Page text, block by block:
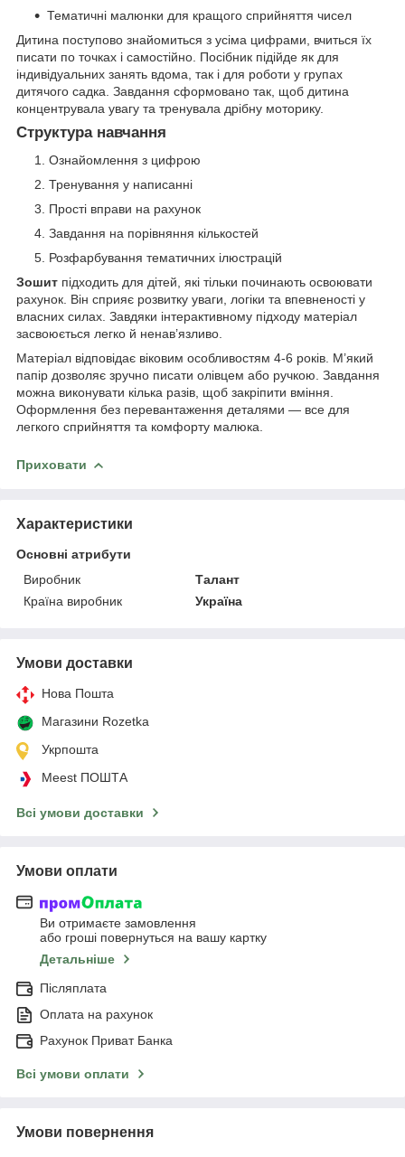
Тематичні малюнки для кращого сприйняття чисел
Дитина поступово знайомиться з усіма цифрами, вчиться їх
писати по точках і самостійно. Посібник підійде як для
індивідуальних занять вдома, так і для роботи у групах
дитячого садка. Завдання сформовано так, щоб дитина
концентрувала увагу та тренувала дрібну моторику.
Структура навчання
Ознайомлення з цифрою
Тренування у написанні
Прості вправи на рахунок
Завдання на порівняння кількостей
Розфарбування тематичних ілюстрацій
Зошит підходить для дітей, які тільки починають освоювати
рахунок. Він сприяє розвитку уваги, логіки та впевненості у
власних силах. Завдяки інтерактивному підходу матеріал
засвоюється легко й ненав’язливо.
Матеріал відповідає віковим особливостям 4-6 років. М’який
папір дозволяє зручно писати олівцем або ручкою. Завдання
можна виконувати кілька разів, щоб закріпити вміння.
Оформлення без перевантаження деталями — все для
легкого сприйняття та комфорту малюка.
Приховати
Характеристики
Основні атрибути
Виробник
Талант
Країна виробник
Україна
Умови доставки
Нова Пошта
Магазини Rozetka
Укрпошта
Meest ПОШТА
Всі умови доставки
Умови оплати
Ви отримаєте замовлення
або гроші повернуться на вашу картку
Детальніше
Післяплата
Оплата на рахунок
Рахунок Приват Банка
Всі умови оплати
Умови повернення